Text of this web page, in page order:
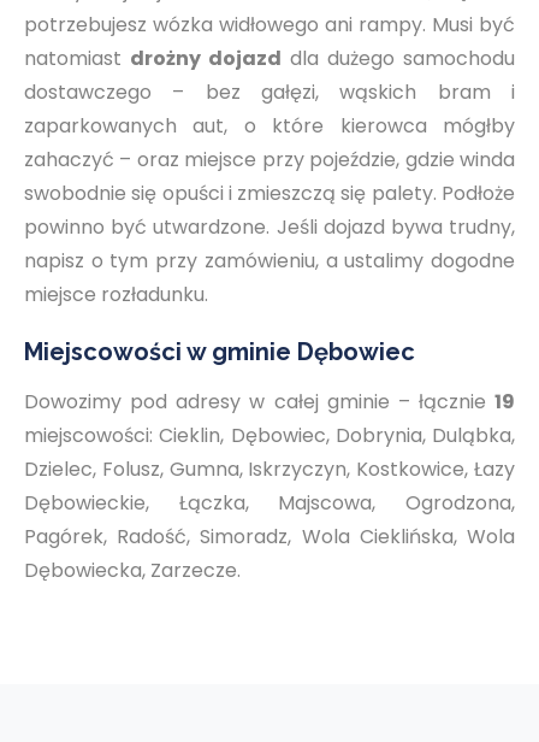
potrzebujesz wózka widłowego ani rampy. Musi być
natomiast drożny dojazd dla dużego samochodu
dostawczego – bez gałęzi, wąskich bram i
zaparkowanych aut, o które kierowca mógłby
zahaczyć – oraz miejsce przy pojeździe, gdzie winda
swobodnie się opuści i zmieszczą się palety. Podłoże
powinno być utwardzone. Jeśli dojazd bywa trudny,
napisz o tym przy zamówieniu, a ustalimy dogodne
miejsce rozładunku.
Miejscowości w gminie Dębowiec
Dowozimy pod adresy w całej gminie – łącznie 19
miejscowości: Cieklin, Dębowiec, Dobrynia, Duląbka,
Dzielec, Folusz, Gumna, Iskrzyczyn, Kostkowice, Łazy
Dębowieckie, Łączka, Majscowa, Ogrodzona,
Pagórek, Radość, Simoradz, Wola Cieklińska, Wola
Dębowiecka, Zarzecze.